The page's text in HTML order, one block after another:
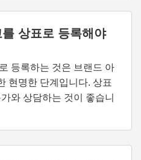
상표로 등록해야
등록하는 것은 브랜드 아
현명한 단계입니다. 상표
와 상담하는 것이 좋습니